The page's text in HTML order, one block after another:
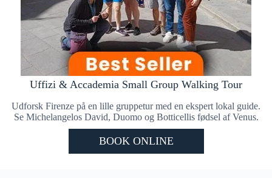
Uffizi & Accademia Small Group Walking Tour
Udforsk Firenze på en lille gruppetur med en ekspert lokal guide.
Se Michelangelos David, Duomo og Botticellis fødsel af Venus.
BOOK ONLINE